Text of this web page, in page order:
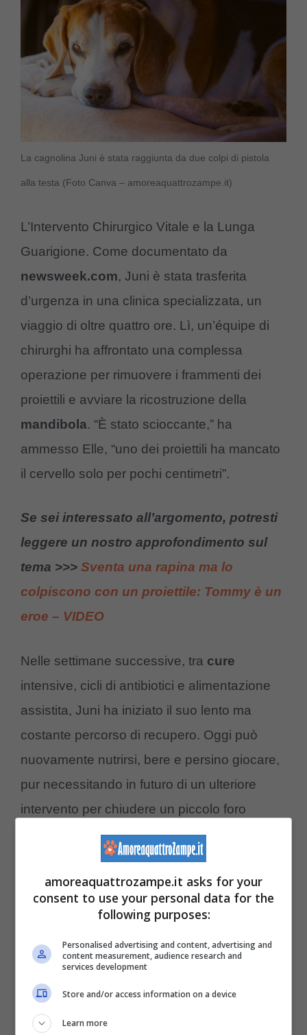
La cagnolina Juni è stata raggiunta da due colpi di pistola
alla testa (Foto Canva – amoreaquattrozampe.it)
L’Intervento Chirurgico Vitale e la Lunga
Guarigione. Come documentato da
newsweek.com, Juni è stata trasferita
d’urgenza in una clinica specializzata, un
viaggio di oltre quattro ore. Lì, un’équipe di
chirurghi ha affrontato una complessa
operazione per rimuovere i frammenti dei
proiettili e avviare la ricostruzione della
mandibola. “È stato scioccante,” ha
ammesso Elle, “uno dei proiettili ha mancato
il cervello solo per pochi centimetri”.
Se sei interessato all’argomento, potresti
leggere un nostro approfondimento sul
tema >>> Sventa una rapina ma lo
colpiscono con un proiettile: Tommy è un
eroe – VIDEO
Nelle settimane successive, tra cure
intensive, cicli di antibiotici e alimentazione
assistita, Juni ha iniziato il suo lento ma
costante percorso di recupero. Oggi può
nuovamente nutrirsi, bere e persino giocare,
pur necessitando in futuro di un ulteriore
intervento per chiudere un piccolo foro
rimasto nel palato. Ma il vero miracolo è stato
il suo recupero emotivo: la cagnolina,
inizialmente terrorizzata e diffidente, è rifiorita
in un animale pieno di fiducia,
amoreaquattrozampe.it asks for your
consent to use your personal data for the
following purposes:
Personalised advertising and content, advertising and
content measurement, audience research and
services development
Store and/or access information on a device
Learn more